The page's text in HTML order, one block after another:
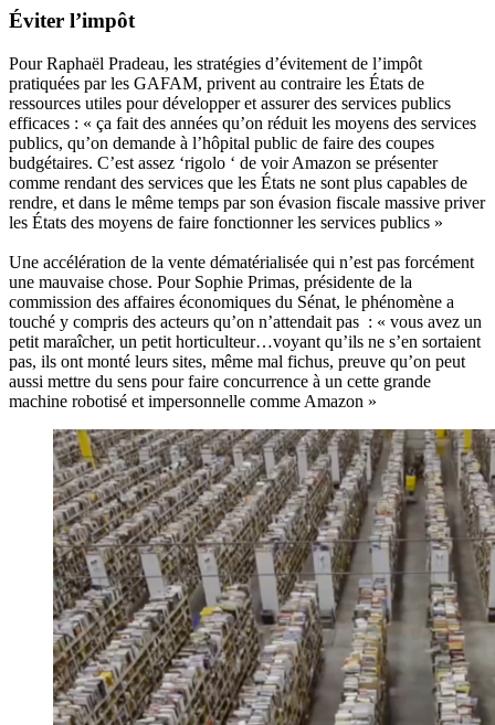
Éviter l’impôt
Pour Raphaël Pradeau, les stratégies d’évitement de l’impôt
pratiquées par les GAFAM, privent au contraire les États de
ressources utiles pour développer et assurer des services publics
efficaces : « ça fait des années qu’on réduit les moyens des services
publics, qu’on demande à l’hôpital public de faire des coupes
budgétaires. C’est assez ‘rigolo ‘ de voir Amazon se présenter
comme rendant des services que les États ne sont plus capables de
rendre, et dans le même temps par son évasion fiscale massive priver
les États des moyens de faire fonctionner les services publics »
Une accélération de la vente dématérialisée qui n’est pas forcément
une mauvaise chose. Pour Sophie Primas, présidente de la
commission des affaires économiques du Sénat, le phénomène a
touché y compris des acteurs qu’on n’attendait pas : « vous avez un
petit maraîcher, un petit horticulteur…voyant qu’ils ne s’en sortaient
pas, ils ont monté leurs sites, même mal fichus, preuve qu’on peut
aussi mettre du sens pour faire concurrence à un cette grande
machine robotisé et impersonnelle comme Amazon »